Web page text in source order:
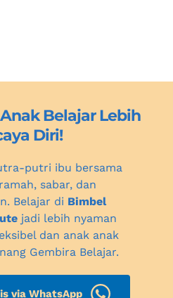
Belajar Lebih
Diri!
putri ibu bersama
sabar, dan
Belajar di Bimbel
jadi lebih nyaman
dan anak anak
Gembira Belajar.
via WhatsApp